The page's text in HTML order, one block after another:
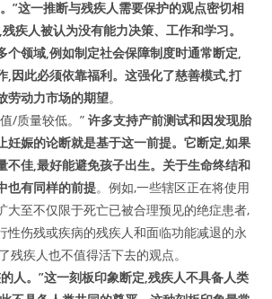
”这一推断与残疾人需要保护的观点密切相
疾人被认为没有能力决策、工作和学习。
个领域,例如制定社会保障制度时通常断定,
,因此必须依靠福利。这强化了慈善模式,打
劳动力市场的期望。
/质量较低。”许多支持产前测试和因发现胎
妊娠的论断就是基于这一前提。它断定,如果
不佳,最好能避免孩子出生。关于生命终结和
也有同样的前提。例如,一些辖区正在将使用
大至不仅限于死亡已被合理预见的绝症患者,
性伤残或疾病的残疾人和面临功能减退的永
残疾人也不值得活下去的观点。
人。”这一刻板印象断定,残疾人不具备人类